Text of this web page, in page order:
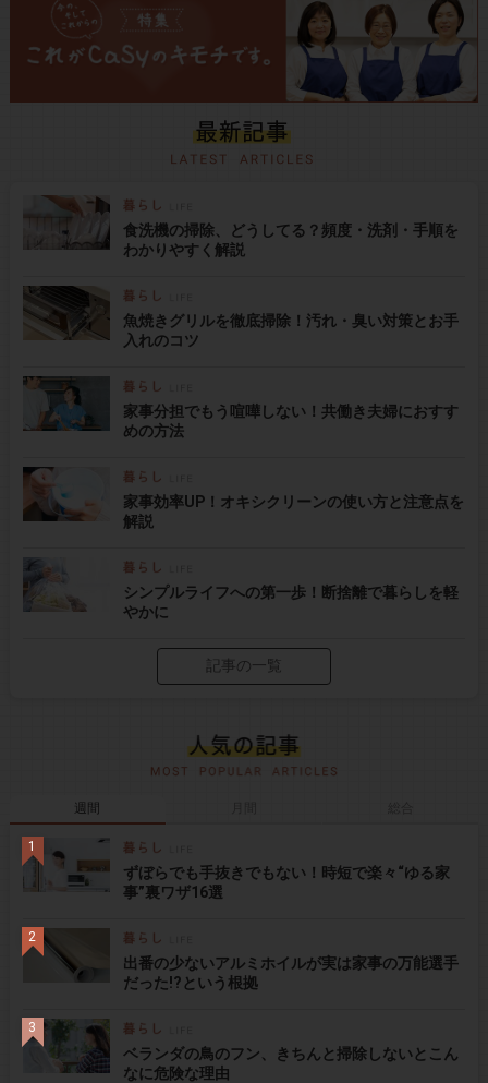
食洗機の掃除、どうしてる？頻度・洗剤・手順を
わかりやすく解説
魚焼きグリルを徹底掃除！汚れ・臭い対策とお手
入れのコツ
家事分担でもう喧嘩しない！共働き夫婦におすす
めの方法
家事効率UP！オキシクリーンの使い方と注意点を
解説
シンプルライフへの第一歩！断捨離で暮らしを軽
やかに
記事の一覧
週間
ずぼらでも手抜きでもない！時短で楽々“ゆる家
事”裏ワザ16選
出番の少ないアルミホイルが実は家事の万能選手
だった!?という根拠
ベランダの鳥のフン、きちんと掃除しないとこん
なに危険な理由